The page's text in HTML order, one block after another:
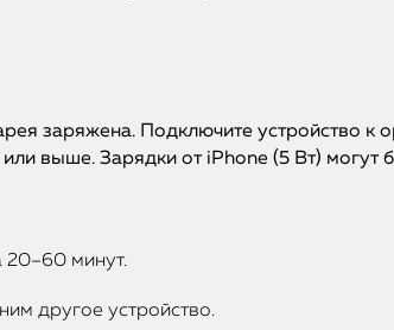
заряжена. Подключите устройство к
выше. Зарядки от iPhone (5 Вт) могут
20–60 минут.
другое устройство.